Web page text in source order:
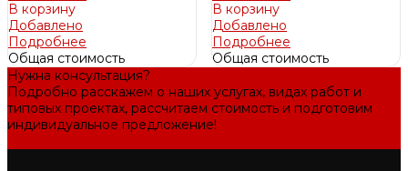
В корзину
Добавлено
Подробнее
Общая стоимость
В корзину
Добавлено
Подробнее
Общая стоимость
Нужна консультация?
Подробно расскажем о наших услугах, видах работ и
типовых проектах, рассчитаем стоимость и подготовим
индивидуальное предложение!